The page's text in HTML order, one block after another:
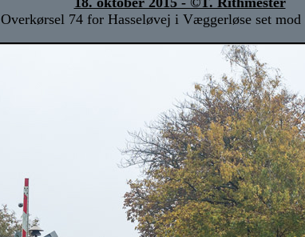
Overkørsel 74 for Hasseløvej i Væggerløse set mod